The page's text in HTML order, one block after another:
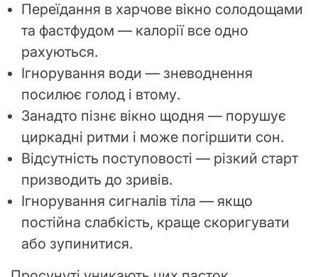
Переїдання в харчове вікно солодощами
та фастфудом — калорії все одно
рахуються.
Ігнорування води — зневоднення
посилює голод і втому.
Занадто пізнє вікно щодня — порушує
циркадні ритми і може погіршити сон.
Відсутність поступовості — різкий старт
призводить до зривів.
Ігнорування сигналів тіла — якщо
постійна слабкість, краще скоригувати
або зупинитися.